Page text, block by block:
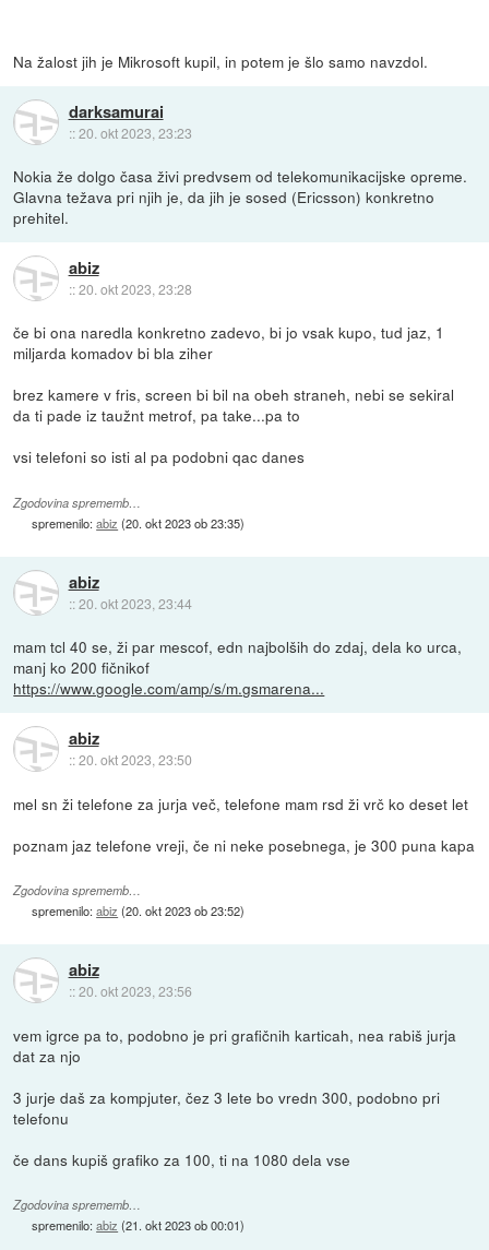
Na žalost jih je Mikrosoft kupil, in potem je šlo samo navzdol.
darksamurai
::20. okt 2023, 23:23
Nokia že dolgo časa živi predvsem od telekomunikacijske opreme.
Glavna težava pri njih je, da jih je sosed (Ericsson) konkretno
prehitel.
abiz
::20. okt 2023, 23:28
če bi ona naredla konkretno zadevo, bi jo vsak kupo, tud jaz, 1
miljarda komadov bi bla ziher
brez kamere v fris, screen bi bil na obeh straneh, nebi se sekiral
da ti pade iz taužnt metrof, pa take...pa to
vsi telefoni so isti al pa podobni qac danes
Zgodovina sprememb…
spremenilo:abiz (20. okt 2023 ob 23:35)
abiz
::20. okt 2023, 23:44
mam tcl 40 se, ži par mescof, edn najbolših do zdaj, dela ko urca,
manj ko 200 fičnikof
https://www.google.com/amp/s/m.gsmarena...
abiz
::20. okt 2023, 23:50
mel sn ži telefone za jurja več, telefone mam rsd ži vrč ko deset let
poznam jaz telefone vreji, če ni neke posebnega, je 300 puna kapa
Zgodovina sprememb…
spremenilo:abiz (20. okt 2023 ob 23:52)
abiz
::20. okt 2023, 23:56
vem igrce pa to, podobno je pri grafičnih karticah, nea rabiš jurja
dat za njo
3 jurje daš za kompjuter, čez 3 lete bo vredn 300, podobno pri
telefonu
če dans kupiš grafiko za 100, ti na 1080 dela vse
Zgodovina sprememb…
spremenilo:abiz (21. okt 2023 ob 00:01)